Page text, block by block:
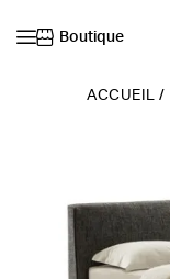
Boutique
ACCUEIL /